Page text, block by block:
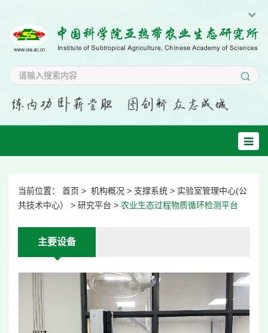
当前位置： 首页 > 机构概况 > 支撑系统 > 实验室管理中心(公
共技术中心）
> 研究平台 > 农业生态过程物质循环检测平台
主要设备